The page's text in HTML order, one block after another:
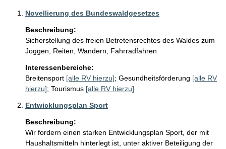
Novellierung des Bundeswaldgesetzes
Beschreibung:
Sicherstellung des freien Betretensrechtes des Waldes zum
Joggen, Reiten, Wandern, Fahrradfahren
Interessenbereiche:
Breitensport [alle RV hierzu]; Gesundheitsförderung [alle RV
hierzu]; Tourismus [alle RV hierzu]
Entwicklungsplan Sport
Beschreibung:
Wir fordern einen starken Entwicklungsplan Sport, der mit
Haushaltsmitteln hinterlegt ist, unter aktiver Beteiligung der